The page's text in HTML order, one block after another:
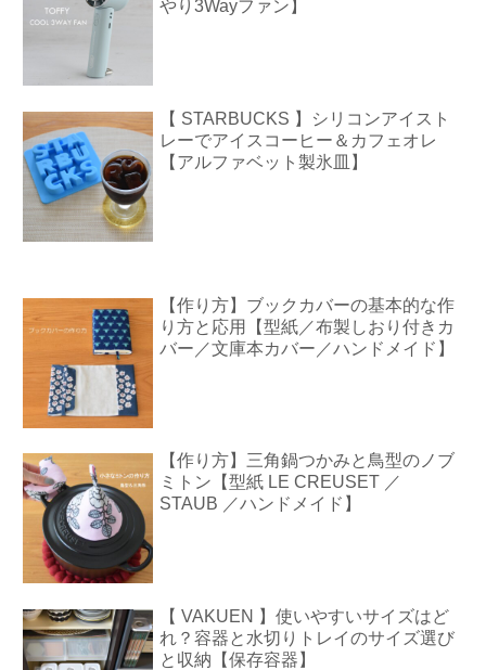
やり3Wayファン】
【 STARBUCKS 】シリコンアイスト
レーでアイスコーヒー＆カフェオレ
【アルファベット製氷皿】
【作り方】ブックカバーの基本的な作
り方と応用【型紙／布製しおり付きカ
バー／文庫本カバー／ハンドメイド】
【作り方】三角鍋つかみと鳥型のノブ
ミトン【型紙 LE CREUSET ／
STAUB ／ハンドメイド】
【 VAKUEN 】使いやすいサイズはど
れ？容器と水切りトレイのサイズ選び
と収納【保存容器】